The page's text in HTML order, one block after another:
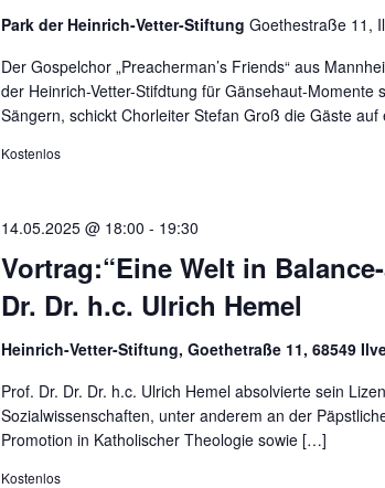
Park der Heinrich-Vetter-Stiftung Goethestraße 11,
Der Gospelchor „Preacherman’s Friends“ aus
der Heinrich-Vetter-Stifdtung für Gänsehaut-Momente
Sängern, schickt Chorleiter Stefan Groß die Gäste
Kostenlos
Vortrag:“Eine Welt in
Dr. Dr. h.c. Ulrich Hemel
14.05.2025 @ 18:00 - 19:30
Heinrich-Vetter-Stiftung, Goethetraße 11, 68549
Prof. Dr. Dr. Dr. h.c. Ulrich Hemel absolvierte sein
Sozialwissenschaften, unter anderem an der
Promotion in Katholischer Theologie sowie […]
Kostenlos